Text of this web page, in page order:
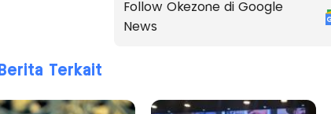
Follow Okezone di Google
News
Berita Terkait